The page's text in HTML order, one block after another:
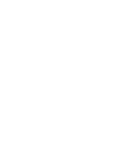
werkelijk, zij het op
wijze, te kennen. Zo
niet als alternatief
beschouwd worden,
metafysica is die het
begrip van de
grondslag te geven.
vormt de persoon
de ontmoeting met
metafysisch
een verwijzing naar
transcendente